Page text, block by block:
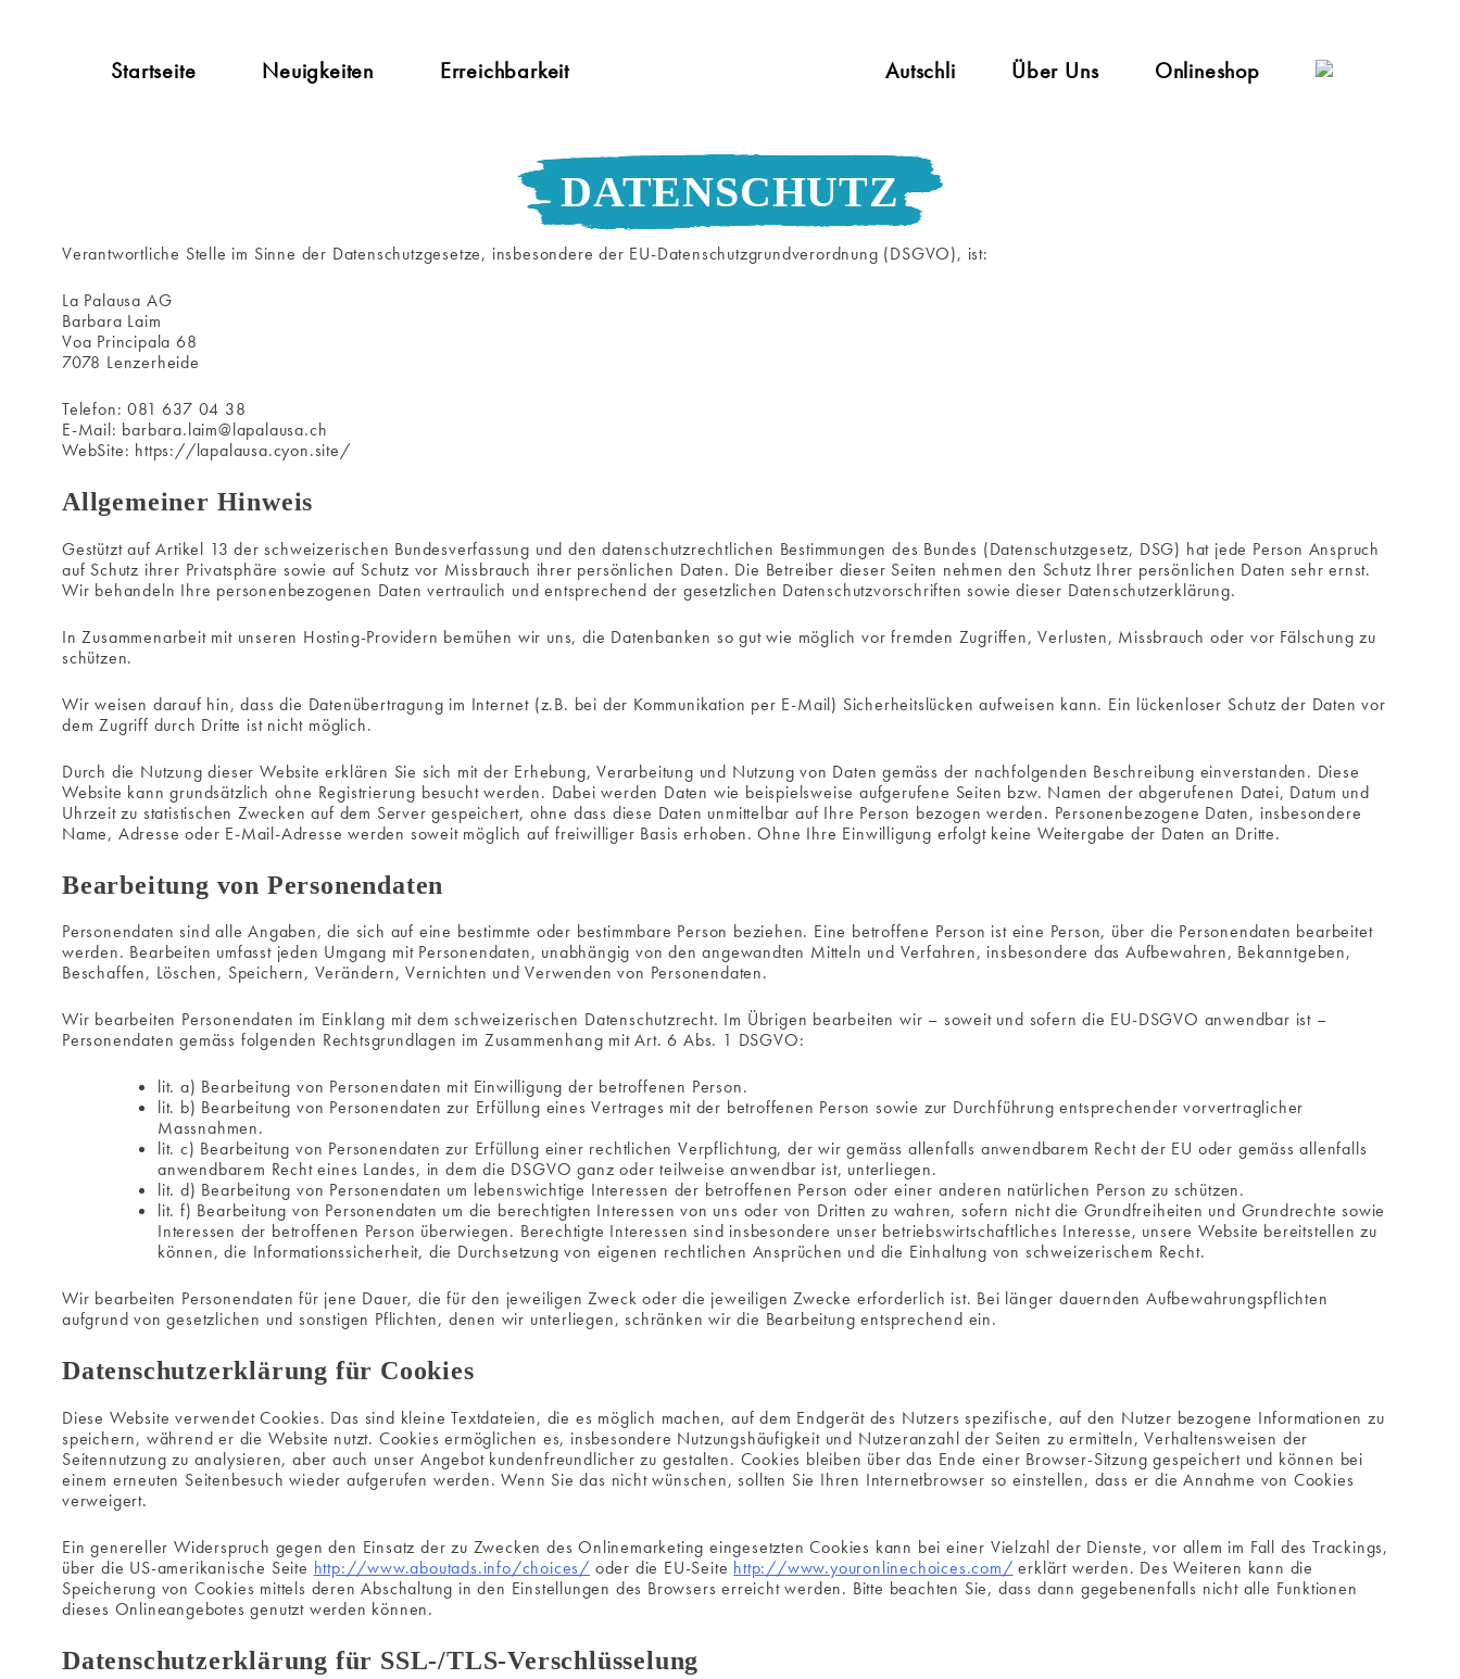
Startseite Neuigkeiten Erreichbarkeit Autschli Über Uns Onlineshop
DATENSCHUTZ
Verantwortliche Stelle im Sinne der Datenschutzgesetze, insbesondere der EU-Datenschutzgrundverordnung (DSGVO), ist:
La Palausa AG
Barbara Laim
Voa Principala 68
7078 Lenzerheide
Telefon: 081 637 04 38
E-Mail: barbara.laim@lapalausa.ch
WebSite: https://lapalausa.cyon.site/
Allgemeiner Hinweis
Gestützt auf Artikel 13 der schweizerischen Bundesverfassung und den datenschutzrechtlichen Bestimmungen des Bundes (Datenschutzgesetz, DSG) hat jede Person Anspruch
auf Schutz ihrer Privatsphäre sowie auf Schutz vor Missbrauch ihrer persönlichen Daten. Die Betreiber dieser Seiten nehmen den Schutz Ihrer persönlichen Daten sehr ernst.
Wir behandeln Ihre personenbezogenen Daten vertraulich und entsprechend der gesetzlichen Datenschutzvorschriften sowie dieser Datenschutzerklärung.
In Zusammenarbeit mit unseren Hosting-Providern bemühen wir uns, die Datenbanken so gut wie möglich vor fremden Zugriffen, Verlusten, Missbrauch oder vor Fälschung zu
schützen.
Wir weisen darauf hin, dass die Datenübertragung im Internet (z.B. bei der Kommunikation per E-Mail) Sicherheitslücken aufweisen kann. Ein lückenloser Schutz der Daten vor
dem Zugriff durch Dritte ist nicht möglich.
Durch die Nutzung dieser Website erklären Sie sich mit der Erhebung, Verarbeitung und Nutzung von Daten gemäss der nachfolgenden Beschreibung einverstanden. Diese
Website kann grundsätzlich ohne Registrierung besucht werden. Dabei werden Daten wie beispielsweise aufgerufene Seiten bzw. Namen der abgerufenen Datei, Datum und
Uhrzeit zu statistischen Zwecken auf dem Server gespeichert, ohne dass diese Daten unmittelbar auf Ihre Person bezogen werden. Personenbezogene Daten, insbesondere
Name, Adresse oder E-Mail-Adresse werden soweit möglich auf freiwilliger Basis erhoben. Ohne Ihre Einwilligung erfolgt keine Weitergabe der Daten an Dritte.
Bearbeitung von Personendaten
Personendaten sind alle Angaben, die sich auf eine bestimmte oder bestimmbare Person beziehen. Eine betroffene Person ist eine Person, über die Personendaten bearbeitet
werden. Bearbeiten umfasst jeden Umgang mit Personendaten, unabhängig von den angewandten Mitteln und Verfahren, insbesondere das Aufbewahren, Bekanntgeben,
Beschaffen, Löschen, Speichern, Verändern, Vernichten und Verwenden von Personendaten.
Wir bearbeiten Personendaten im Einklang mit dem schweizerischen Datenschutzrecht. Im Übrigen bearbeiten wir – soweit und sofern die EU-DSGVO anwendbar ist –
Personendaten gemäss folgenden Rechtsgrundlagen im Zusammenhang mit Art. 6 Abs. 1 DSGVO:
lit. a) Bearbeitung von Personendaten mit Einwilligung der betroffenen Person.
lit. b) Bearbeitung von Personendaten zur Erfüllung eines Vertrages mit der betroffenen Person sowie zur Durchführung entsprechender vorvertraglicher
Massnahmen.
lit. c) Bearbeitung von Personendaten zur Erfüllung einer rechtlichen Verpflichtung, der wir gemäss allenfalls anwendbarem Recht der EU oder gemäss allenfalls
anwendbarem Recht eines Landes, in dem die DSGVO ganz oder teilweise anwendbar ist, unterliegen.
lit. d) Bearbeitung von Personendaten um lebenswichtige Interessen der betroffenen Person oder einer anderen natürlichen Person zu schützen.
lit. f) Bearbeitung von Personendaten um die berechtigten Interessen von uns oder von Dritten zu wahren, sofern nicht die Grundfreiheiten und Grundrechte sowie
Interessen der betroffenen Person überwiegen. Berechtigte Interessen sind insbesondere unser betriebswirtschaftliches Interesse, unsere Website bereitstellen zu
können, die Informationssicherheit, die Durchsetzung von eigenen rechtlichen Ansprüchen und die Einhaltung von schweizerischem Recht.
Wir bearbeiten Personendaten für jene Dauer, die für den jeweiligen Zweck oder die jeweiligen Zwecke erforderlich ist. Bei länger dauernden Aufbewahrungspflichten
aufgrund von gesetzlichen und sonstigen Pflichten, denen wir unterliegen, schränken wir die Bearbeitung entsprechend ein.
Datenschutzerklärung für Cookies
Diese Website verwendet Cookies. Das sind kleine Textdateien, die es möglich machen, auf dem Endgerät des Nutzers spezifische, auf den Nutzer bezogene Informationen zu
speichern, während er die Website nutzt. Cookies ermöglichen es, insbesondere Nutzungshäufigkeit und Nutzeranzahl der Seiten zu ermitteln, Verhaltensweisen der
Seitennutzung zu analysieren, aber auch unser Angebot kundenfreundlicher zu gestalten. Cookies bleiben über das Ende einer Browser-Sitzung gespeichert und können bei
einem erneuten Seitenbesuch wieder aufgerufen werden. Wenn Sie das nicht wünschen, sollten Sie Ihren Internetbrowser so einstellen, dass er die Annahme von Cookies
verweigert.
Ein genereller Widerspruch gegen den Einsatz der zu Zwecken des Onlinemarketing eingesetzten Cookies kann bei einer Vielzahl der Dienste, vor allem im Fall des Trackings,
über die US-amerikanische Seite http://www.aboutads.info/choices/ oder die EU-Seite http://www.youronlinechoices.com/ erklärt werden. Des Weiteren kann die
Speicherung von Cookies mittels deren Abschaltung in den Einstellungen des Browsers erreicht werden. Bitte beachten Sie, dass dann gegebenenfalls nicht alle Funktionen
dieses Onlineangebotes genutzt werden können.
Datenschutzerklärung für SSL-/TLS-Verschlüsselung